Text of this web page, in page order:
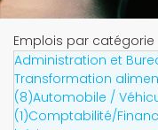
Emplois par catégorie
Administration et
Transformation
(8)Automobile /
(1)Comptabilité/